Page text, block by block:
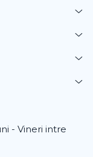
- Vineri intre